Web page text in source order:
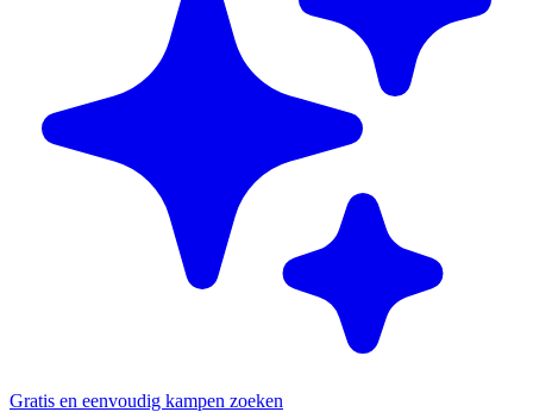
Gratis en eenvoudig kampen zoeken